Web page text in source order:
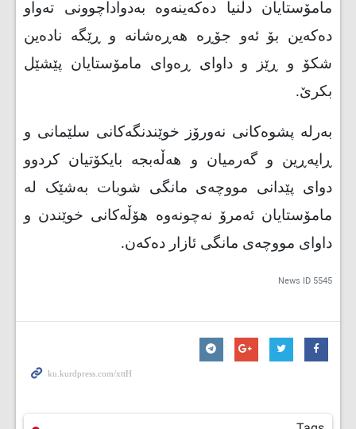
مامۆستایان دڵنیا دەکەینەوە بەدواداچوونی تەواو
دەکەین بۆ ئەو جۆڕە هەڕەشانە و ڕێگە نادەین
شکۆ و ڕێز و داوای ڕەوای مامۆستایان پێشێل
بکرێ.
به‌رله‌ پشوه‌کانى نه‌ورۆز خوێندنگه‌کانى سلێمانى و
ڕاپه‌ڕین و گه‌رمیان و هه‌ڵه‌بجه‌ بایکۆتیان کردوو
دواى پێدانى مووچه‌ى مانگى شوبات به‌شێک له‌
مامۆستایان ئه‌مرۆ نه‌چونه‌وه‌ هۆڵه‌کانى خوێندن و
داواى مووچه‌ى مانگى ئازار ده‌که‌ن.
News ID 5545